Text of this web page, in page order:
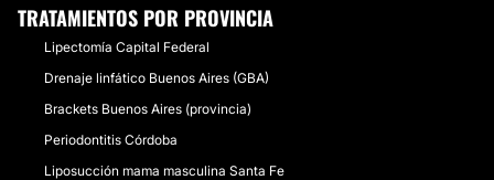
TRATAMIENTOS POR PROVINCIA
Lipectomía Capital Federal
Drenaje linfático Buenos Aires (GBA)
Brackets Buenos Aires (provincia)
Periodontitis Córdoba
Liposucción mama masculina Santa Fe